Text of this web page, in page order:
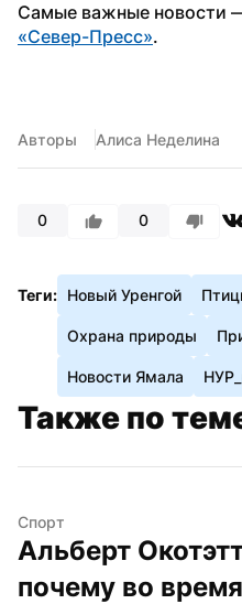
«Север-Пресс».
Авторы Алиса Неделина
0 0
Теги: Новый Уренгой
Охрана природы
Новости Ямала
Также по
Спорт
Альберт
почему во